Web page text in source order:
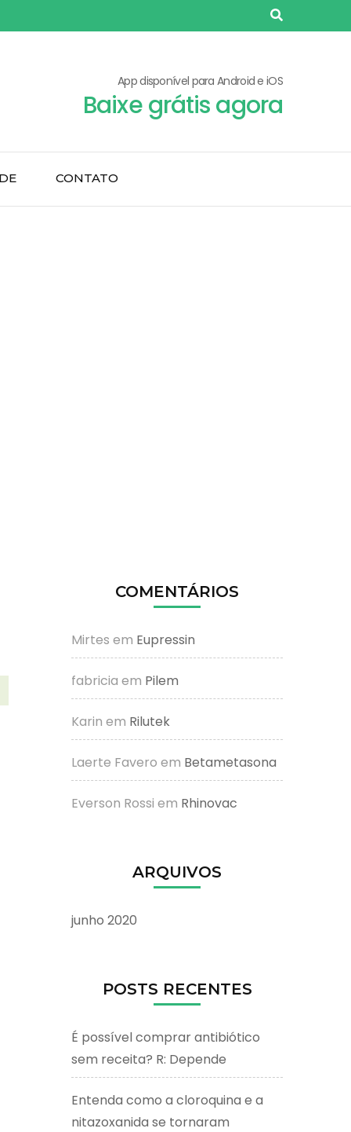
App disponível para Android e iOS
Baixe grátis agora
CONTATO
COMENTÁRIOS
Mirtes em Eupressin
fabricia em Pilem
Karin em Rilutek
Laerte Favero em Betametasona
Everson Rossi em Rhinovac
ARQUIVOS
junho 2020
POSTS RECENTES
É possível comprar antibiótico
sem receita? R: Depende
Entenda como a cloroquina e a
nitazoxanida se tornaram